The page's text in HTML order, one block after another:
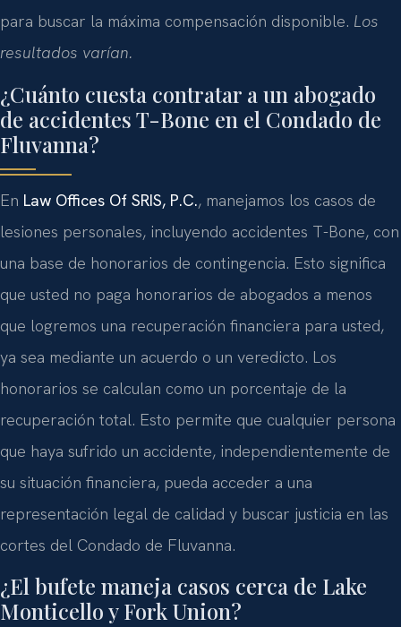
para buscar la máxima compensación disponible. Los
resultados varían.
¿Cuánto cuesta contratar a un abogado
de accidentes T-Bone en el Condado de
Fluvanna?
En Law Offices Of SRIS, P.C., manejamos los casos de
lesiones personales, incluyendo accidentes T-Bone, con
una base de honorarios de contingencia. Esto significa
que usted no paga honorarios de abogados a menos
que logremos una recuperación financiera para usted,
ya sea mediante un acuerdo o un veredicto. Los
honorarios se calculan como un porcentaje de la
recuperación total. Esto permite que cualquier persona
que haya sufrido un accidente, independientemente de
su situación financiera, pueda acceder a una
representación legal de calidad y buscar justicia en las
cortes del Condado de Fluvanna.
¿El bufete maneja casos cerca de Lake
Monticello y Fork Union?